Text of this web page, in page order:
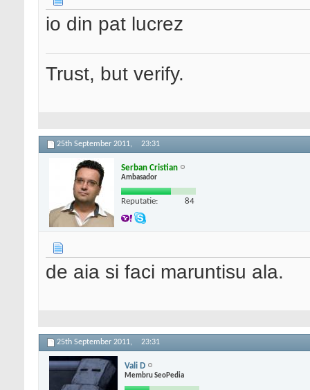
io din pat lucrez
Trust, but verify.
25th September 2011, 23:31
Serban Cristian
Ambasador
Reputatie: 84
de aia si faci maruntisu ala.
25th September 2011, 23:31
Vali D
Membru SeoPedia